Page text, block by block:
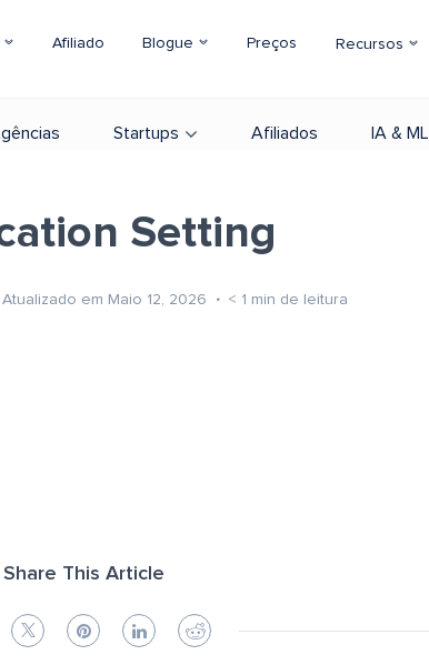
Afiliado Blogue Preços Recursos
Startups Afiliados IA & ML
Setting
Atualizado em Maio 12, 2026 < 1 min de leitura
Share This Article